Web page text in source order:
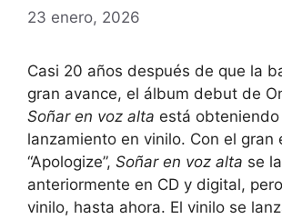
23 enero, 2026
Casi 20 años después de que la
gran avance, el álbum debut de
Soñar en voz alta está obteniendo
lanzamiento en vinilo. Con el gran
“Apologize”, Soñar en voz alta se
anteriormente en CD y digital,
vinilo, hasta ahora. El vinilo se